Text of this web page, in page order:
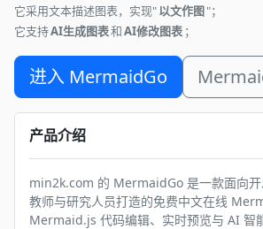
它采用文本描述图表，实现"以文作图"；
它支持AI生成图表和AI修改图表 ；
进入 MermaidGo
产品介绍
min2k.com 的 MermaidGo 是一款面向开
教师与研究人员打造的免费中文在线
Mermaid.js 代码编辑、实时预览与 AI 智